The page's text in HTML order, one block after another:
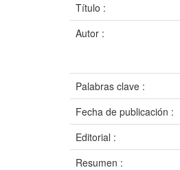
Título :
Autor :
Palabras clave :
Fecha de publicación :
Editorial :
Resumen :